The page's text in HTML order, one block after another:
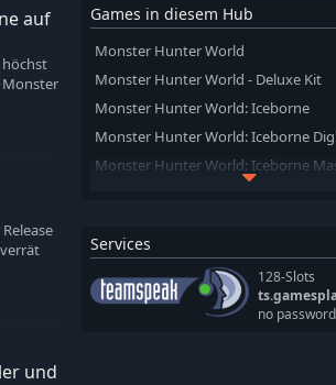
auf
höchst
Monster
und
Games in diesem Hub
Monster Hunter World
Monster Hunter World - Deluxe Kit
Monster Hunter World: Iceborne
Monster Hunter World: Iceborne
Monster Hunter World: Iceborne
Edition - Deluxe
Monster Hunter World: Iceborne
Services
128-Slots
no